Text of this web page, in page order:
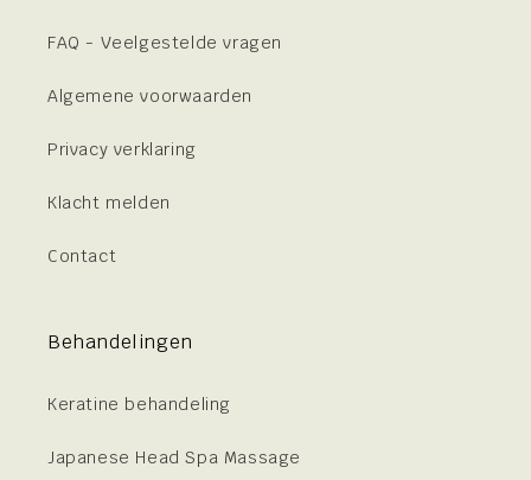
FAQ - Veelgestelde vragen
Algemene voorwaarden
Privacy verklaring
Klacht melden
Contact
Behandelingen
Keratine behandeling
Japanese Head Spa Massage